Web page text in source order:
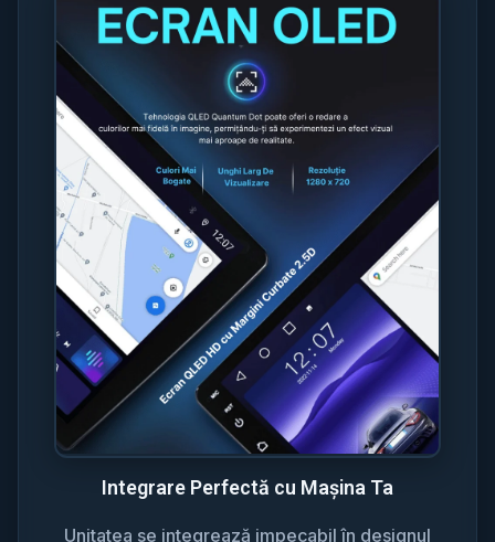
Integrare Perfectă cu Mașina Ta
Unitatea se integrează impecabil în designul